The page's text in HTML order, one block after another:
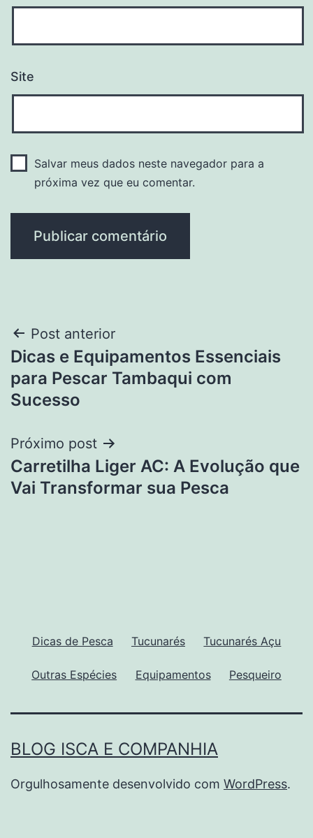
Site
Salvar meus dados neste navegador para a
próxima vez que eu comentar.
Navegação
de
Post
Post anterior
Dicas e Equipamentos Essenciais
para Pescar Tambaqui com
Sucesso
Próximo post
Carretilha Liger AC: A Evolução que
Vai Transformar sua Pesca
Dicas de Pesca Tucunarés Tucunarés Açu
Outras Espécies Equipamentos Pesqueiro
BLOG ISCA E COMPANHIA
Orgulhosamente desenvolvido com WordPress.